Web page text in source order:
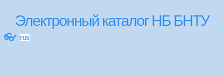
Электронный каталог НБ БНТУ
👓 rus